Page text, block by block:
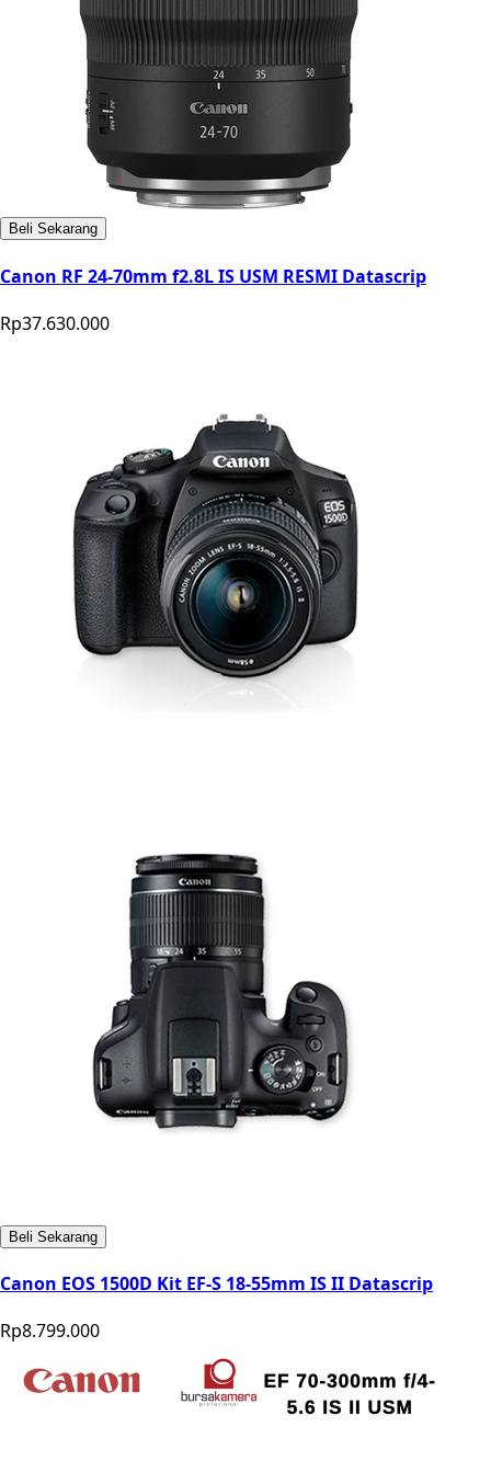
Beli Sekarang
Canon RF 24-70mm f2.8L IS USM RESMI Datascrip
Rp37.630.000
Beli Sekarang
Canon EOS 1500D Kit EF-S 18-55mm IS II Datascrip
Rp8.799.000